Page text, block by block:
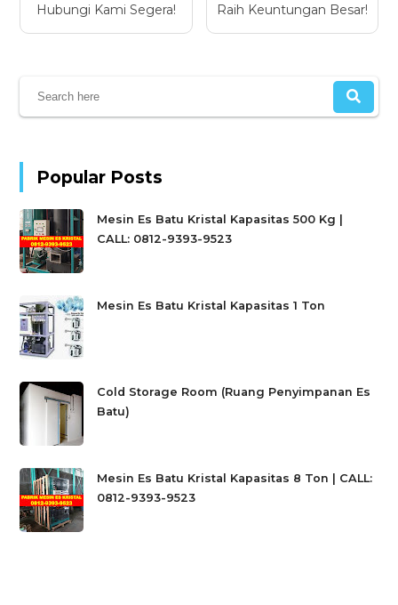
Hubungi Kami Segera!
Raih Keuntungan Besar!
Popular Posts
Mesin Es Batu Kristal Kapasitas 500 Kg |
CALL: 0812-9393-9523
Mesin Es Batu Kristal Kapasitas 1 Ton
Cold Storage Room (Ruang Penyimpanan Es
Batu)
Mesin Es Batu Kristal Kapasitas 8 Ton | CALL:
0812-9393-9523